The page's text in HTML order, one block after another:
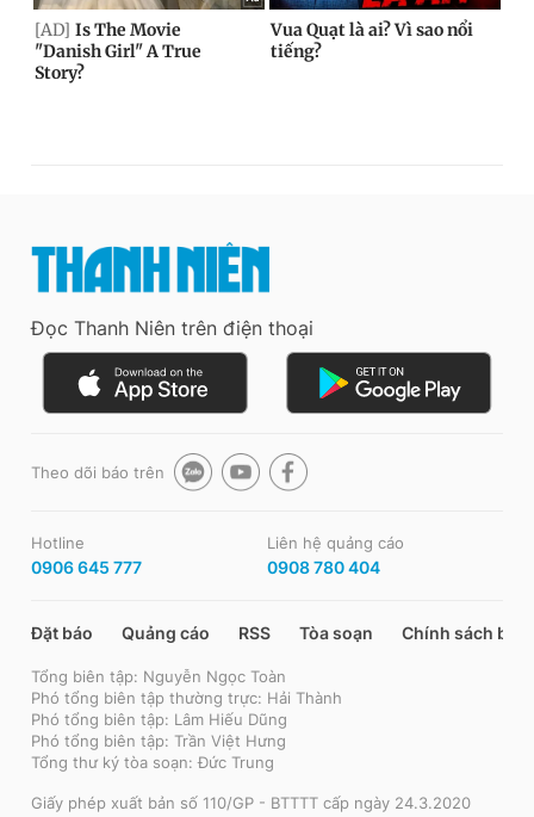
Đọc Thanh Niên trên điện thoại
Theo dõi báo trên
Hotline
0906 645 777
Liên hệ quảng cáo
0908 780 404
Đặt báo Quảng cáo RSS Tòa soạn Chính sách bảo
Tổng biên tập: Nguyễn Ngọc Toàn
Phó tổng biên tập thường trực: Hải Thành
Phó tổng biên tập: Lâm Hiếu Dũng
Phó tổng biên tập: Trần Việt Hưng
Tổng thư ký tòa soạn: Đức Trung
Giấy phép xuất bản số 110/GP - BTTTT cấp ngày 24.3.2020